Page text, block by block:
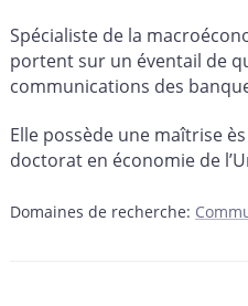
Spécialiste de la
portent sur un éventail de
communications des
Elle possède une maîtrise
doctorat en économie de
Domaines de recherche: